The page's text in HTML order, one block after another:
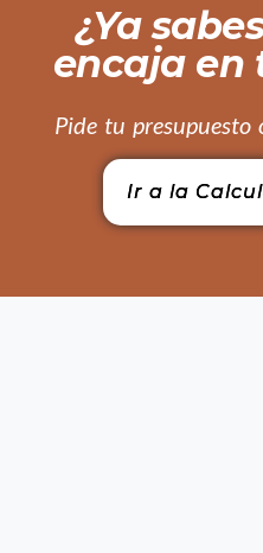
¿Ya
encaja en
Pide tu presupuesto
Ir a la